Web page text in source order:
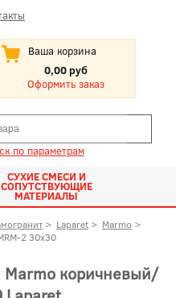
Ваша корзина
0,00 руб
Оформить заказ
по параметрам
СУХИЕ СМЕСИ И
СОПУТСТВУЮЩИЕ
МАТЕРИАЛЫ
> Laparet > Marmo >
2 30x30
коричневый/